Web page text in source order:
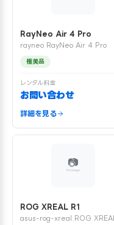
RayNeo Air 4 Pro
rayneo RayNeo Air 4 Pro
極美品
レンタル料金
お問い合わせ
詳細を見る
ROG XREAL R1
asus-rog-xreal ROG XREAL